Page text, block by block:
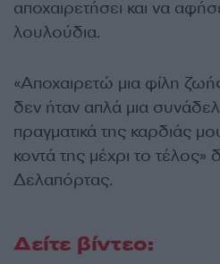
αποχαιρετήσει και να
λουλούδια.
«Αποχαιρετώ μια φίλη
δεν ήταν απλά μια
πραγματικά της καρδιάς
κοντά της μέχρι το
Δελαπόρτας.
Δείτε βίντεο: